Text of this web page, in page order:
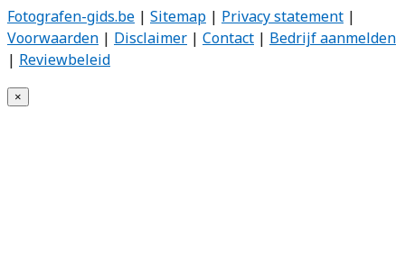
Fotografen-gids.be | Sitemap | Privacy statement |
Voorwaarden | Disclaimer | Contact | Bedrijf aanmelden
| Reviewbeleid
×